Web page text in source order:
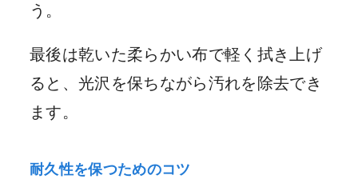
う。
最後は乾いた柔らかい布で軽く拭き上げ
ると、光沢を保ちながら汚れを除去でき
ます。
耐久性を保つためのコツ